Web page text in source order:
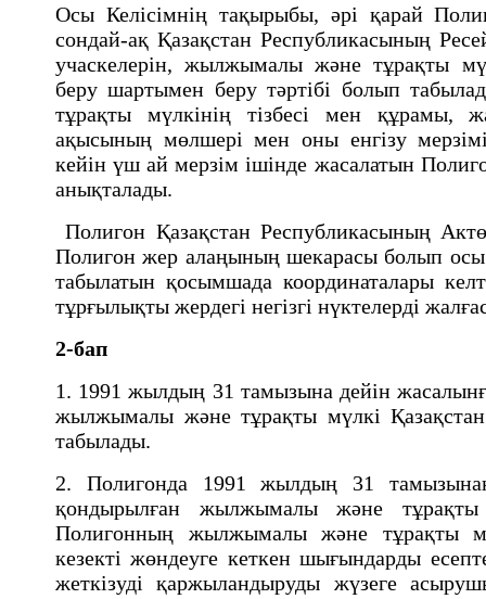
Осы Келiсімнiң тақырыбы, әрi қарай
сондай-ақ Қазақстан Республикасының
учаскелерiн, жылжымалы және тұрақты
беру шартымен беру тәртібі болып
тұрақты мүлкінің тізбесі мен құрамы,
ақысының мөлшері мен оны енгізу
кейiн үш ай мерзiм iшiнде жасалатын
анықталады.
Полигон Қазақстан Республикасының
Полигон жер алаңының шекарасы болып
табылатын қосымшада координаталары
тұрғылықты жердегi негiзгi нүктелердi
2-бап
1. 1991 жылдың 31 тамызына дейiн
жылжымалы және тұрақты мүлкi
табылады.
2. Полигонда 1991 жылдың 31
қондырылған жылжымалы және
Полигонның жылжымалы және тұрақты
кезектi жөндеуге кеткен шығындарды
жеткiзудi қаржыландыруды жүзеге